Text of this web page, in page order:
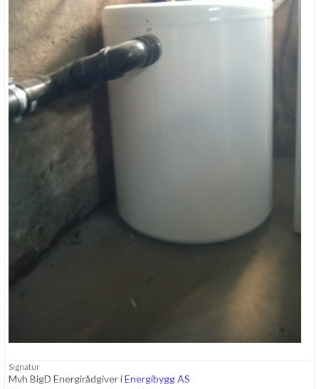
Signatur
Mvh BigD Energirådgiver iEnergibygg AS